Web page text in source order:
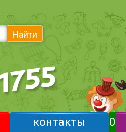
Найти
контакты 0